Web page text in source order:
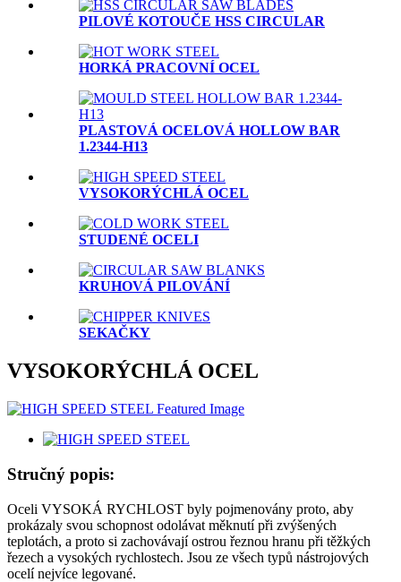
PILOVÉ KOTOUČE HSS CIRCULAR
HORKÁ PRACOVNÍ OCEL
PLASTOVÁ OCELOVÁ HOLLOW BAR
1.2344-H13
VYSOKORÝCHLÁ OCEL
STUDENÉ OCELI
KRUHOVÁ PILOVÁNÍ
SEKAČKY
VYSOKORÝCHLÁ OCEL
Stručný popis:
Oceli VYSOKÁ RYCHLOST byly pojmenovány proto, aby
prokázaly svou schopnost odolávat měknutí při zvýšených
teplotách, a proto si zachovávají ostrou řeznou hranu při těžkých
řezech a vysokých rychlostech. Jsou ze všech typů nástrojových
ocelí nejvíce legované.